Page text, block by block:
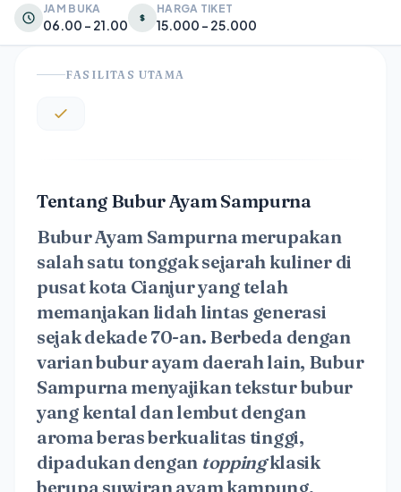
JAM BUKA
06.00 - 21.00
HARGA TIKET
15.000 - 25.000
FASILITAS UTAMA
Tentang Bubur Ayam Sampurna
Bubur Ayam Sampurna merupakan
salah satu tonggak sejarah kuliner di
pusat kota Cianjur yang telah
memanjakan lidah lintas generasi
sejak dekade 70-an. Berbeda dengan
varian bubur ayam daerah lain, Bubur
Sampurna menyajikan tekstur bubur
yang kental dan lembut dengan
aroma beras berkualitas tinggi,
dipadukan dengan toppingklasik
berupa suwiran ayam kampung,